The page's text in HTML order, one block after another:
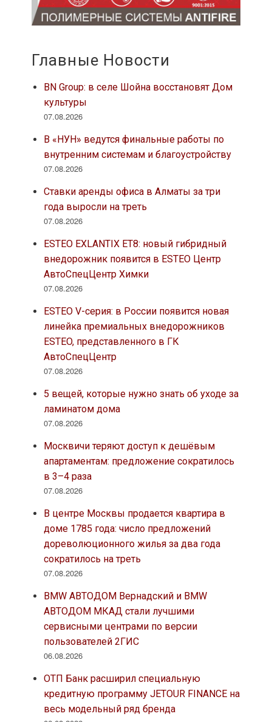
Главные Новости
BN Group: в селе Шойна восстановят Дом
культуры
07.08.2026
В «НУН» ведутся финальные работы по
внутренним системам и благоустройству
07.08.2026
Ставки аренды офиса в Алматы за три
года выросли на треть
07.08.2026
ESTEO EXLANTIX ET8: новый гибридный
внедорожник появится в ESTEO Центр
АвтоСпецЦентр Химки
07.08.2026
ESTEO V-серия: в России появится новая
линейка премиальных внедорожников
ESTEO, представленного в ГК
АвтоСпецЦентр
07.08.2026
5 вещей, которые нужно знать об уходе за
ламинатом дома
07.08.2026
Москвичи теряют доступ к дешёвым
апартаментам: предложение сократилось
в 3–4 раза
07.08.2026
В центре Москвы продается квартира в
доме 1785 года: число предложений
дореволюционного жилья за два года
сократилось на треть
07.08.2026
BMW АВТОДОМ Вернадский и BMW
АВТОДОМ МКАД стали лучшими
сервисными центрами по версии
пользователей 2ГИС
06.08.2026
ОТП Банк расширил специальную
кредитную программу JETOUR FINANCE на
весь модельный ряд бренда